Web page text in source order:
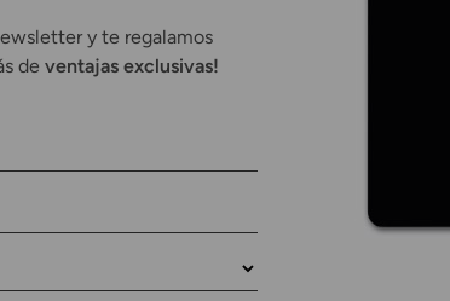
y te regalamos
de ventajas exclusivas!